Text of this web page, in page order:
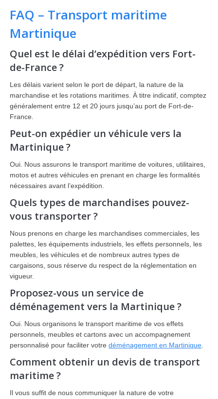
FAQ – Transport maritime
Martinique
Quel est le délai d’expédition vers Fort-
de-France ?
Les délais varient selon le port de départ, la nature de la
marchandise et les rotations maritimes. À titre indicatif, comptez
généralement entre 12 et 20 jours jusqu’au port de Fort-de-
France.
Peut-on expédier un véhicule vers la
Martinique ?
Oui. Nous assurons le transport maritime de voitures, utilitaires,
motos et autres véhicules en prenant en charge les formalités
nécessaires avant l’expédition.
Quels types de marchandises pouvez-
vous transporter ?
Nous prenons en charge les marchandises commerciales, les
palettes, les équipements industriels, les effets personnels, les
meubles, les véhicules et de nombreux autres types de
cargaisons, sous réserve du respect de la réglementation en
vigueur.
Proposez-vous un service de
déménagement vers la Martinique ?
Oui. Nous organisons le transport maritime de vos effets
personnels, meubles et cartons avec un accompagnement
personnalisé pour faciliter votre déménagement en Martinique
Comment obtenir un devis de transport
maritime ?
Il vous suffit de nous communiquer la nature de votre